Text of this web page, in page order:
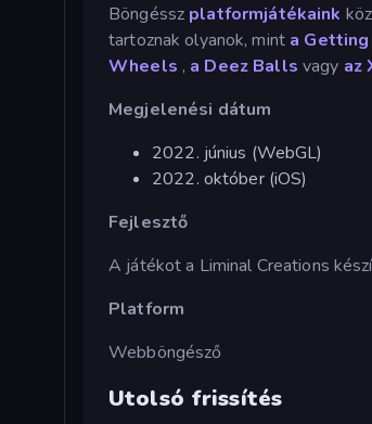
Böngéssz platformjátékaink
tartoznak olyanok, mint a
Wheels , a Deez Balls vagy az
Megjelenési dátum
2022. június (WebGL)
2022. október (iOS)
Fejlesztő
A játékot a Liminal Creations
Platform
Webböngésző
Utolsó frissítés